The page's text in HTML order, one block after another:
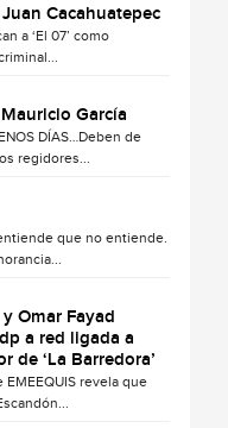
Cacahuatepec
a ‘El 07’ como
García
DÍAS…Deben de
regidores...
que no entiende.
Omar Fayad
a red ligada a
de ‘La Barredora’
revela que